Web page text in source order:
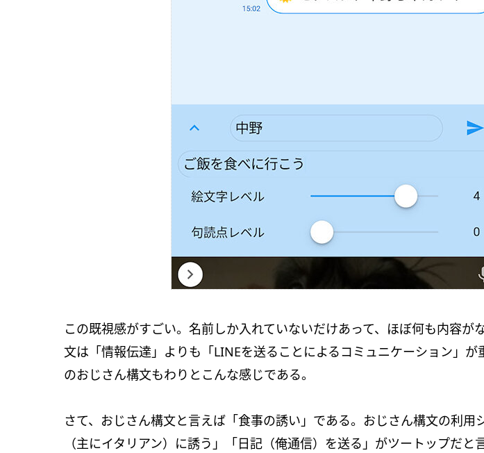
この既視感がすごい。名前しか入れていないだけあって、ほぼ何も内容が
文は「情報伝達」よりも「LINEを送ることによるコミュニケーション」が
のおじさん構文もわりとこんな感じである。
さて、おじさん構文と言えば「食事の誘い」である。おじさん構文の利用
（主にイタリアン）に誘う」「日記（俺通信）を送る」がツートップだと